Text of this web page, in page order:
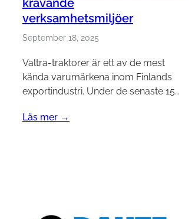
verksamhetsmiljöer
September 18, 2025
Valtra-traktorer är ett av de mest
kända varumärkena inom Finlands
exportindustri. Under de senaste 15…
Läs mer →